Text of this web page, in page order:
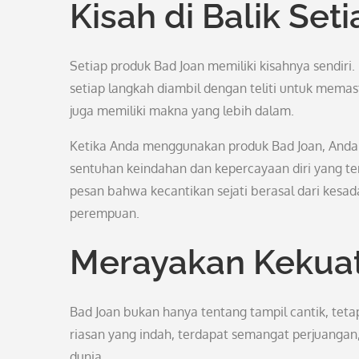
Kisah di Balik
Setiap produk Bad Joan memiliki kisahnya
setiap langkah diambil dengan teliti untuk
juga memiliki makna yang lebih dalam.
Ketika Anda menggunakan produk Bad Joan,
sentuhan keindahan dan kepercayaan diri yang
pesan bahwa kecantikan sejati berasal dari
perempuan.
Merayakan
Bad Joan bukan hanya tentang tampil cantik,
riasan yang indah, terdapat semangat